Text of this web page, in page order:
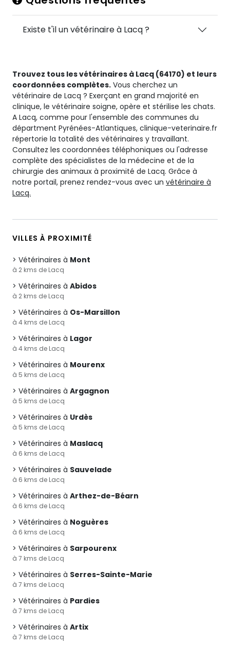
Existe t'il un vétérinaire à Lacq ?
Trouvez tous les vétérinaires à Lacq (64170) et leurs
coordonnées complètes. Vous cherchez un
vétérinaire de Lacq ? Exerçant en grand majorité en
clinique, le vétérinaire soigne, opère et stérilise les chats.
A Lacq, comme pour l'ensemble des communes du
départment Pyrénées-Atlantiques, clinique-veterinaire.fr
répertorie la totalité des vétérinaires y travaillant.
Consultez les coordonnées téléphoniques ou l'adresse
complète des spécialistes de la médecine et de la
chirurgie des animaux à proximité de Lacq. Grâce à
notre portail, prenez rendez-vous avec un vétérinaire à
Lacq.
VILLES À PROXIMITÉ
Vétérinaires à Mont
à 2 kms de Lacq
Vétérinaires à Abidos
à 2 kms de Lacq
Vétérinaires à Os-Marsillon
à 4 kms de Lacq
Vétérinaires à Lagor
à 4 kms de Lacq
Vétérinaires à Mourenx
à 5 kms de Lacq
Vétérinaires à Argagnon
à 5 kms de Lacq
Vétérinaires à Urdès
à 5 kms de Lacq
Vétérinaires à Maslacq
à 6 kms de Lacq
Vétérinaires à Sauvelade
à 6 kms de Lacq
Vétérinaires à Arthez-de-Béarn
à 6 kms de Lacq
Vétérinaires à Noguères
à 6 kms de Lacq
Vétérinaires à Sarpourenx
à 7 kms de Lacq
Vétérinaires à Serres-Sainte-Marie
à 7 kms de Lacq
Vétérinaires à Pardies
à 7 kms de Lacq
Vétérinaires à Artix
à 7 kms de Lacq